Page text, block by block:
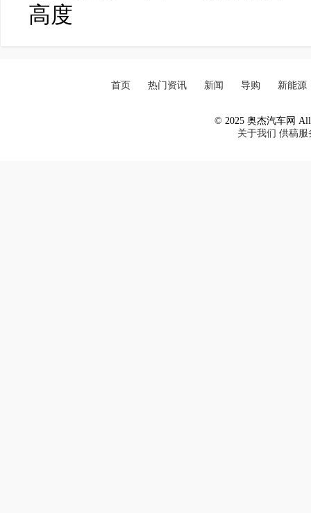
高度
首页 热门资讯 新闻 导购 新能源
© 2025 奥杰汽车网 All
关于我们 供稿服